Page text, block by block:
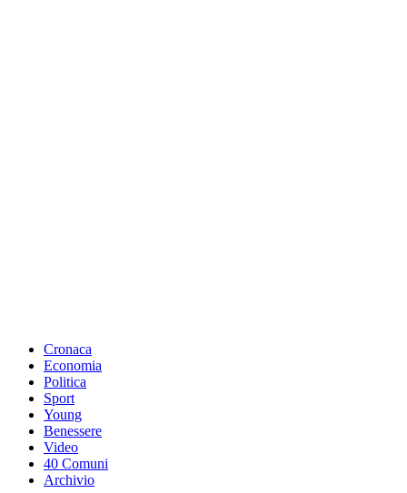
Cronaca
Economia
Politica
Sport
Young
Benessere
Video
40 Comuni
Archivio